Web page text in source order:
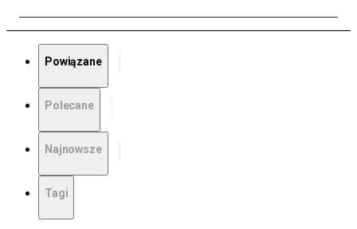
Powiązane
Polecane
Najnowsze
Tagi